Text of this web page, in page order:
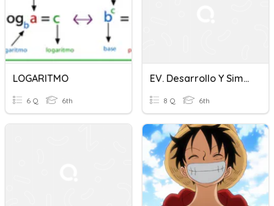
LOGARITMO
6 Q 6th
EV. Desarrollo Y Simplificación De Logaritmos
8 Q 6th